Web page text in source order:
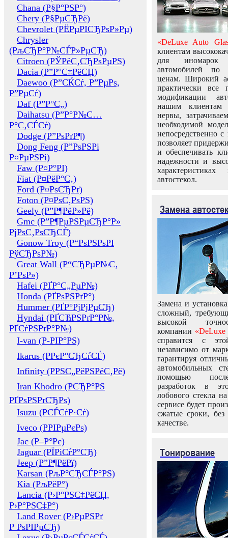
Chana (Р§Р°РЅР°)
Chery (Р§РµСЂРё)
Chevrolet (РЁРµРІСЂРѕР»Рµ)
Chrysler
(РљСЂР°Р№СЃР»РµСЂ)
Citroen (РЎРёС‚СЂРѕРµРЅ)
Dacia (Р”Р°С‡РёСЏ)
Daewoo (Р”СЌСѓ, Р”РµРѕ,
Р”РµСѓ)
Daf (Р”Р°С„)
Daihatsu (Р”Р°Р№С…
Р°С‚СЃСѓ)
Dodge (Р”РѕРґР¶)
Dong Feng (Р”РѕРЅРі
Р¤РµРЅРі)
Faw (Р¤Р°РІ)
Fiat (Р¤РёР°С‚)
Ford (Р¤РѕСЂРґ)
Foton (Р¤РѕС‚РѕРЅ)
Geely (Р”Р¶РёР»Рё)
Gmc (Р”Р¶РµРЅРµСЂР°Р»
РјРѕС‚РѕСЂСЃ)
Gonow Troy (Р“РѕРЅРѕРІ
РўСЂРѕР№)
Great Wall (Р“СЂРµР№С‚
Р’РѕР»)
Hafei (РҐР°С„РµР№)
Honda (РҐРѕРЅРґР°)
Hummer (РҐР°РјРјРµСЂ)
Hyndai (РҐСЋРЅРґР°Р№,
РҐСѓРЅРґР°Р№)
I-van (Р-РІР°РЅ)
Ikarus (РРєР°СЂСѓСЃ)
Infinity (РРЅС„РёРЅРёС‚Рё)
Iran Khodro (РСЂР°РЅ
РҐРѕРЅРґСЂРѕ)
Isuzu (РСЃСѓР·Сѓ)
Iveco (РРІРµРєРѕ)
Jac (Р–Р°Рє)
Jaguar (РЇРіСѓР°СЂ)
Jeep (Р”Р¶РёРї)
Karsan (РљР°СЂСЃР°РЅ)
Kia (РљРёР°)
Lancia (Р›Р°РЅС‡РёСЏ,
Р›Р°РЅС‡Р°)
Land Rover (Р›РµРЅРґ
Р РѕРІРµСЂ)
«DeLuxe Auto
клиентам
для иномарок
автомобилей
ценам. Широкий
практически все
модификации
нашим клиентам
нервы,
необходимой
непосредственно
позволяет
и обеспечивать
надежности и
автостекол.
Замена
Замена и
сложный,
высокой
компании «DeLuxe
справится с
независимо от
гарантируя
автомобильных
помощью
разработок в
лобового стекла
сервисе будет
сжатые сроки,
качестве.
Тонирование